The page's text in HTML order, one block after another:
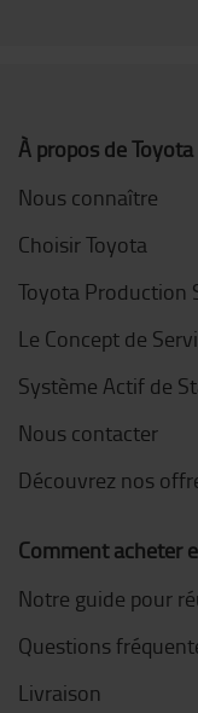
À propos de Toyota
Nous connaître
Choisir Toyota
Toyota Production
Le Concept de
Système Actif de
Nous contacter
Découvrez nos
Comment acheter
Notre guide pour
Questions
Livraison